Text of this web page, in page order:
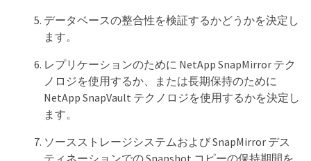
データベースの整合性を検証するかどうかを決定し
ます。
レプリケーションのために NetApp SnapMirror テク
ノロジを使用するか、または長期保持のために
NetApp SnapVault テクノロジを使用するかを決定し
ます。
ソースストレージシステムおよび SnapMirror デス
ティネーションでの Snapshot コピーの保持期間を